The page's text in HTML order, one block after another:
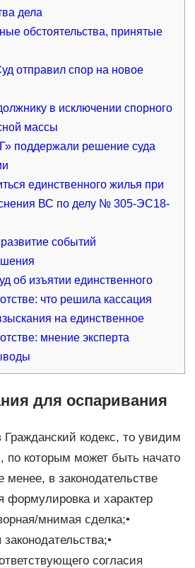
дела
обстоятельства, принятые
отправил спор на новое
в исключении спорного
массы
поддержали решение суда
единственного жилья при
ВС по делу № 305-ЭС18-
событий
об изъятии единственного
что решила кассация
на единственное
мнение эксперта
для оспаривания
кодекс, то увидим
по которым может быть начато
менее, в законодательстве
формулировка и характер
мнимая сделка;•
согласия